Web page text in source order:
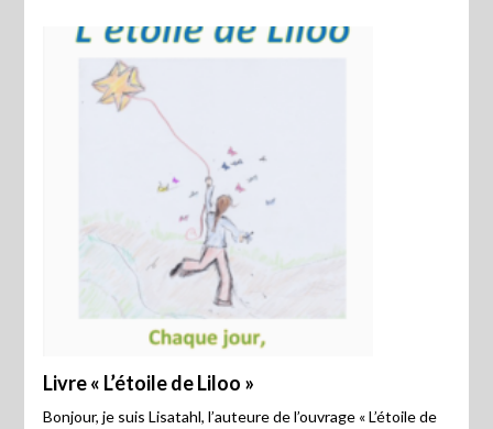
Livre « L’étoile de Liloo »
Bonjour, je suis Lisatahl, l’auteure de l’ouvrage « L’étoile de